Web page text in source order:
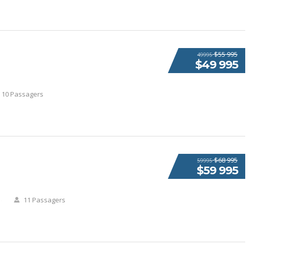
49995$55 995
$49 995
10 Passagers
59995$68 995
$59 995
11 Passagers